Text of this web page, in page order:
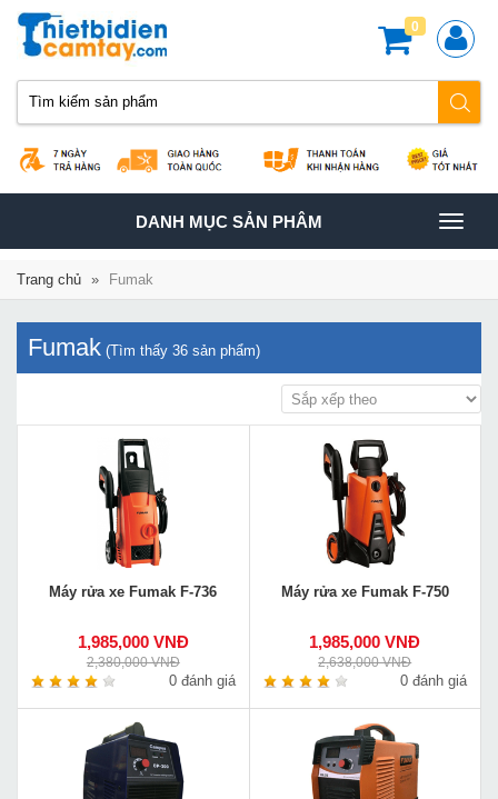
0
TOGGLE
NAVIGATION
DANH MỤC SẢN PHÂM
Trang chủ » Fumak
Fumak (Tìm thấy 36 sản phẩm)
Máy rửa xe Fumak F-736
1,985,000 VNĐ
2,380,000 VNĐ
0 đánh giá
Máy rửa xe Fumak F-750
1,985,000 VNĐ
2,638,000 VNĐ
0 đánh giá